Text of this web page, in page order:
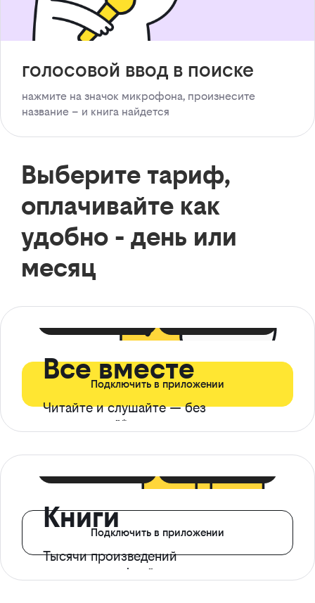
голосовой ввод в поиске
нажмите на значок микрофона, произнесите
название – и книга найдется
Выберите тариф,
оплачивайте как
удобно - день или
месяц
Все вместе
Читайте и слушайте — без
ограничений*
Подключить в приложении
Книги
Тысячи произведений
с доступом офлайн
Подключить в приложении